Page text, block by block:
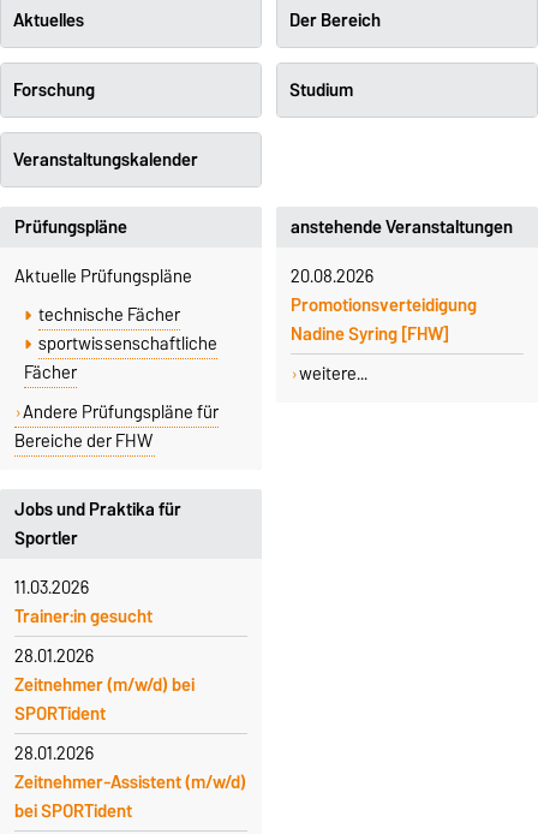
Aktuelles Der Bereich
Forschung Studium
Veranstaltungskalender
Prüfungspläne
Aktuelle Prüfungspläne
technische Fächer
sportwissenschaftliche
Fächer
Andere Prüfungspläne für
Bereiche der FHW
Jobs und Praktika für
Sportler
11.03.2026
Trainer:in gesucht
28.01.2026
Zeitnehmer (m/w/d) bei
SPORTident
28.01.2026
Zeitnehmer-Assistent (m/w/d)
bei SPORTident
anstehende Veranstaltungen
20.08.2026
Promotionsverteidigung
Nadine Syring [FHW]
weitere...